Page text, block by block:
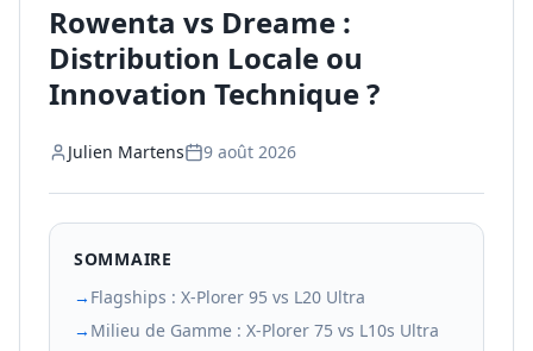
Rowenta vs Dreame :
Distribution Locale ou
Innovation Technique ?
Julien Martens 9 août 2026
SOMMAIRE
→ Flagships : X-Plorer 95 vs L20 Ultra
→ Milieu de Gamme : X-Plorer 75 vs L10s Ultra